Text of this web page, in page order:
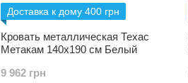
Доставка к дому 400 грн
Кровать металлическая Техас
Метакам 140х190 см Белый
9 962 грн